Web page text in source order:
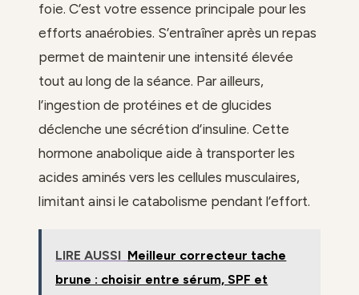
foie. C’est votre essence principale pour les
efforts anaérobies. S’entraîner après un repas
permet de maintenir une intensité élevée
tout au long de la séance. Par ailleurs,
l’ingestion de protéines et de glucides
déclenche une sécrétion d’insuline. Cette
hormone anabolique aide à transporter les
acides aminés vers les cellules musculaires,
limitant ainsi le catabolisme pendant l’effort.
LIRE AUSSI Meilleur correcteur tache
brune : choisir entre sérum, SPF et